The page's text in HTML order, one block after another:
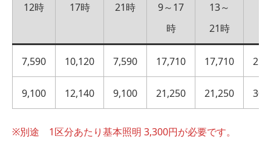
12時
17時
21時
9～17
時
13～
21時
7,590 10,120 7,590 17,710 17,710
9,100 12,140 9,100 21,250 21,250
※別途 1区分あたり基本照明 3,300円が必要です。